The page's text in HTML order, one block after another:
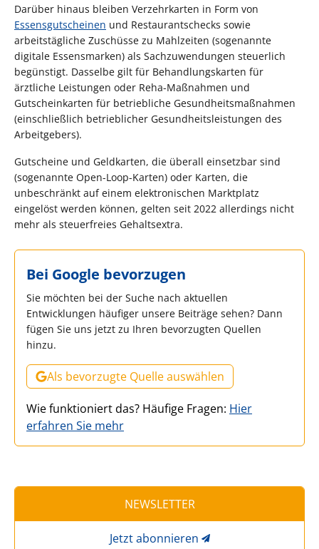
Darüber hinaus bleiben Verzehrkarten in Form von
Essensgutscheinen und Restaurantschecks sowie
arbeitstägliche Zuschüsse zu Mahlzeiten (sogenannte
digitale Essensmarken) als Sachzuwendungen steuerlich
begünstigt. Dasselbe gilt für Behandlungskarten für
ärztliche Leistungen oder Reha-Maßnahmen und
Gutscheinkarten für betriebliche Gesundheitsmaßnahmen
(einschließlich betrieblicher Gesundheitsleistungen des
Arbeitgebers).
Gutscheine und Geldkarten, die überall einsetzbar sind
(sogenannte Open-Loop-Karten) oder Karten, die
unbeschränkt auf einem elektronischen Marktplatz
eingelöst werden können, gelten seit 2022 allerdings nicht
mehr als steuerfreies Gehaltsextra.
Bei Google bevorzugen
Sie möchten bei der Suche nach aktuellen
Entwicklungen häufiger unsere Beiträge sehen? Dann
fügen Sie uns jetzt zu Ihren bevorzugten Quellen
hinzu.
Als bevorzugte Quelle auswählen
Wie funktioniert das? Häufige Fragen: Hier
erfahren Sie mehr
NEWSLETTER
Jetzt abonnieren